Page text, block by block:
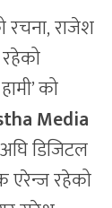
रचना, राजेश
को
Media
डिजिटल
एरेन्ज रहेको